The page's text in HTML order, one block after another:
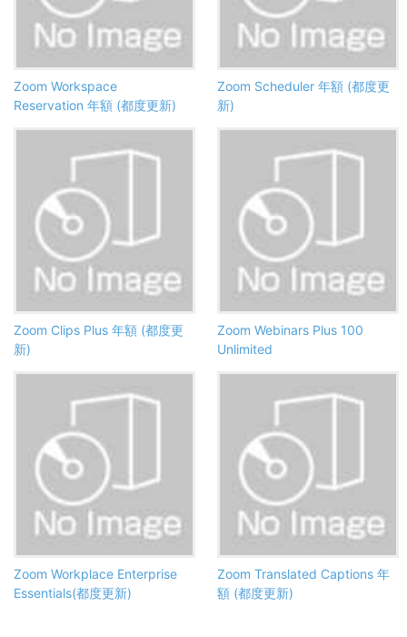
Zoom Workspace
Reservation 年額 (都度更新)
Zoom Scheduler 年額 (都度更
新)
Zoom Clips Plus 年額 (都度更
新)
Zoom Webinars Plus 100
Unlimited
Zoom Workplace Enterprise
Essentials(都度更新)
Zoom Translated Captions 年
額 (都度更新)